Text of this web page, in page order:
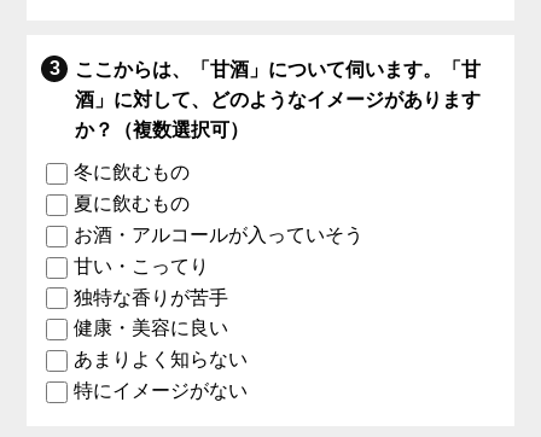
ここからは、「甘酒」について伺います。「甘
酒」に対して、どのようなイメージがあります
か？（複数選択可）
冬に飲むもの
夏に飲むもの
お酒・アルコールが入っていそう
甘い・こってり
独特な香りが苦手
健康・美容に良い
あまりよく知らない
特にイメージがない